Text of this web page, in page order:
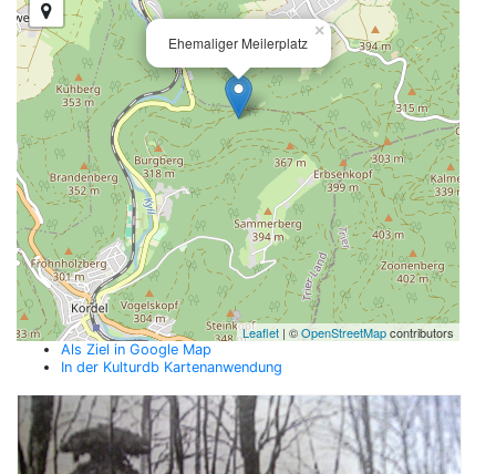
Ehemaliger Meilerplatz
×
Leaflet | ©OpenStreetMapcontributors
Als Ziel in Google Map
In der Kulturdb Kartenanwendung